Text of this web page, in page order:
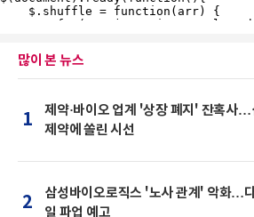
많이 본 뉴스
1
제약·바이오 업계 '상장 폐지' 잔혹사…
제약에 쏠린 시선
2
삼성바이오로직스 '노사 관계' 악화…
일 파업 예고